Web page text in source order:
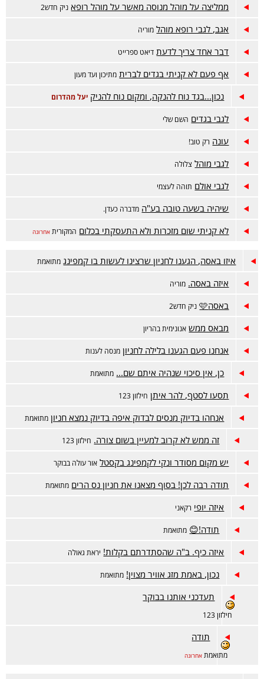
ממליצה על מוהל מנוסה מאשר על מוהל רופא ניק חדש2
אגב, לגבי רופא מוהל מוריה
דבר אחד צריך לדעת דיאט ספרייט
אף פעם לא קניתי בגדים לברית מתיכון ועד מעון
נכון...בגד נוח להנקה, ומקום נוח להניק יעל מהדרום
לגבי בגדים השם שלי
עונה רק טוב!
לגבי מוהל צלולה
לגבי אולם תוהה לעצמי
שיהיה בשעה טובה בע"ה מדברה כעדן.
לא קניתי שום מזכרות ולא התעסקתי בכלום המקורית אחרונה
איזו באסה, הגענו לחניון שרצינו לעשות בו קמפינג מתואמת
איזה באסה. מוריה
באסה🩷 ניק חדש2
מבאס ממש אנונימית בהריון
אנחנו פעם הגענו בלילה לחניון מנסה לענות
כן, אין סיכוי שנהיה איתם שם... מתואמת
תסעו לסטף, להר איתן חילזון 123
אנחהו בדיוק מנסים לבדוק איפה בדיוק נמצא חניון מתואמת
זה ממש לא קרוב למעיין בשום צורה. חילזון 123
יש מקום מסודר ונקי לקמפינג בקסטל אור עולה בבוקר
תודה רבה לכן! בסוף מצאנו את חניון נס הרים מתואמת
איזה יופי רקאני
תודה!😊 מתואמת
איזה כיף. ב"ה שהסתדרתם בקלות! יראת גאולה
נכון, באמת מזג אוויר מצוין! מתואמת
תעדכני אותנו בבוקר
חילזון 123
תודה
מתואמת אחרונה